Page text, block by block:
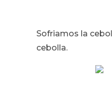
Sofriamos la
cebolla.